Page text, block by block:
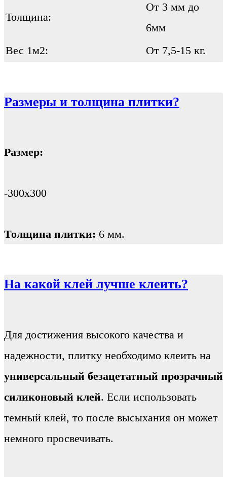
Толщина:
От 3 мм до
6мм
Вес 1м2:
От 7,5-15 кг.
Размеры и толщина плитки?
Размер:
-300х300
Толщина плитки: 6 мм.
На какой клей лучше клеить?
Для достижения высокого качества и
надежности, плитку необходимо клеить на
универсальный безацетатный прозрачный
силиконовый клей. Если использовать
темный клей, то после высыхания он может
немного просвечивать.